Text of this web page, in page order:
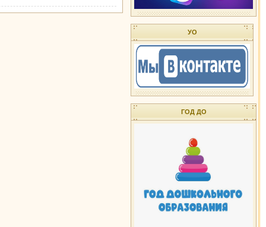
УО
ГОД ДО